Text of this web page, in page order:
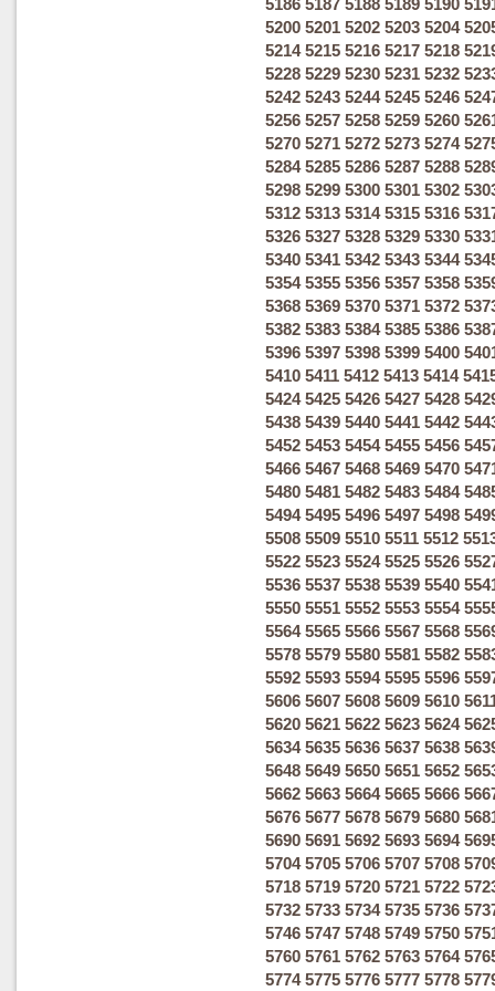
5186 5187 5188 5189 5190
5200 5201 5202 5203 5204
5214 5215 5216 5217 5218
5228 5229 5230 5231 5232
5242 5243 5244 5245 5246
5256 5257 5258 5259 5260
5270 5271 5272 5273 5274
5284 5285 5286 5287 5288
5298 5299 5300 5301 5302
5312 5313 5314 5315 5316
5326 5327 5328 5329 5330
5340 5341 5342 5343 5344
5354 5355 5356 5357 5358
5368 5369 5370 5371 5372
5382 5383 5384 5385 5386
5396 5397 5398 5399 5400
5410 5411 5412 5413 5414
5424 5425 5426 5427 5428
5438 5439 5440 5441 5442
5452 5453 5454 5455 5456
5466 5467 5468 5469 5470
5480 5481 5482 5483 5484
5494 5495 5496 5497 5498
5508 5509 5510 5511 5512
5522 5523 5524 5525 5526
5536 5537 5538 5539 5540
5550 5551 5552 5553 5554
5564 5565 5566 5567 5568
5578 5579 5580 5581 5582
5592 5593 5594 5595 5596
5606 5607 5608 5609 5610
5620 5621 5622 5623 5624
5634 5635 5636 5637 5638
5648 5649 5650 5651 5652
5662 5663 5664 5665 5666
5676 5677 5678 5679 5680
5690 5691 5692 5693 5694
5704 5705 5706 5707 5708
5718 5719 5720 5721 5722
5732 5733 5734 5735 5736
5746 5747 5748 5749 5750
5760 5761 5762 5763 5764
5774 5775 5776 5777 5778